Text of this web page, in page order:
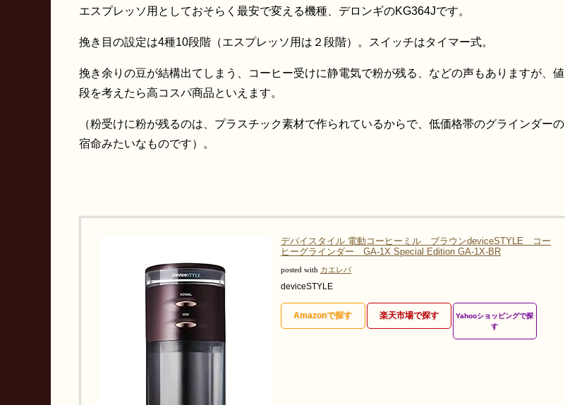
エスプレッソ用としておそらく最安で変える機種、デロンギのKG364Jです。
挽き目の設定は4種10段階（エスプレッソ用は２段階）。スイッチはタイマー式。
挽き余りの豆が結構出てしまう、コーヒー受けに静電気で粉が残る、などの声もありますが、値
段を考えたら高コスパ商品といえます。
（粉受けに粉が残るのは、プラスチック素材で作られているからで、低価格帯のグラインダーの
宿命みたいなものです）。
デバイスタイル 電動コーヒーミル ブラウンdeviceSTYLE コー
ヒーグラインダー GA-1X Special Edition GA-1X-BR
posted with カエレバ
deviceSTYLE
Amazonで探す 楽天市場で探す
Yahooショッピングで探
す